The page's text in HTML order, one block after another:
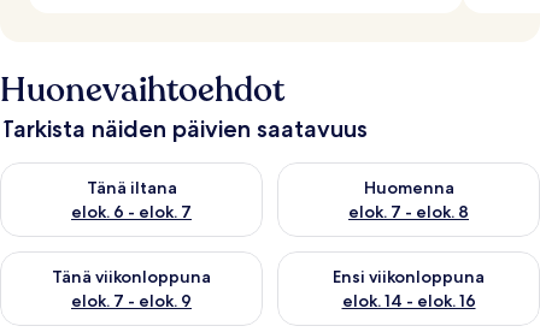
Huonevaihtoehdot
Tarkista näiden päivien saatavuus
Tänä iltana
elok. 6 - elok. 7
Tarkista tämän illan saatavuus elok. 6 - elok. 7
Huomenna
elok. 7 - elok. 8
Tarkista huomisen saatavuus
Tänä viikonloppuna
elok. 7 - elok. 9
Tarkista tämän viikonlopun saatavuus elok. 7 - elok. 9
Ensi viikonloppuna
elok. 14 - elok. 16
Tarkista ensi viikonlopun